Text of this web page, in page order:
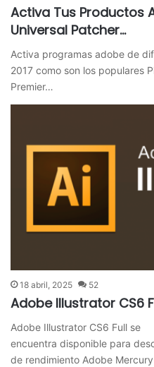
Activa Tus Productos
Universal Patcher…
Activa programas adobe de
2017 como son los populares
Premier…
18 abril, 2025 52
Adobe Illustrator CS6
Adobe Illustrator CS6 Full se
encuentra disponible para
de rendimiento Adobe